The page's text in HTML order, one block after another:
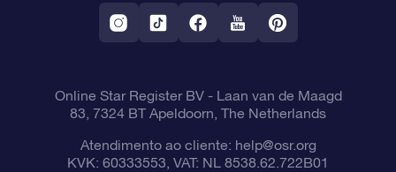
Aplicativo RV Fly me to the stars
Constelações
Online Star Register BV- Laan van de Maagd
83, 7324 BT Apeldoorn, The Netherlands
Atendimento ao cliente: help@osr.org
KVK: 60333553, VAT: NL 8538.62.722B01